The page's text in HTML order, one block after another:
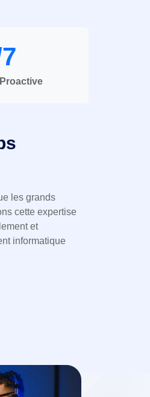
les grands
cette expertise
et
informatique